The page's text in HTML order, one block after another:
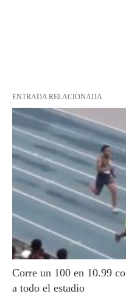
ENTRADA RELACIONADA
Corre un 100 en 10.99
a todo el estadio